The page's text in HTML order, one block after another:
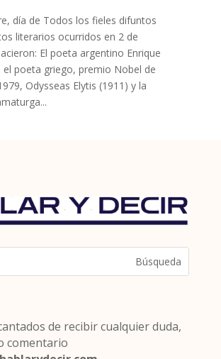
día de Todos los fieles difuntos
literarios ocurridos en 2 de
El poeta argentino Enrique
el poeta griego, premio Nobel de
Odysseas Elytis (1911) y la
de recibir cualquier duda,
comentario